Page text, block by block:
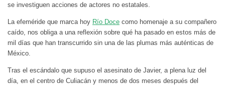
se investiguen acciones de actores no estatales.
La efeméride que marca hoy Río Doce como homenaje a su compañero
caído, nos obliga a una reflexión sobre qué ha pasado en estos más de
mil días que han transcurrido sin una de las plumas más auténticas de
México.
Tras el escándalo que supuso el asesinato de Javier, a plena luz del
día, en el centro de Culiacán y menos de dos meses después del